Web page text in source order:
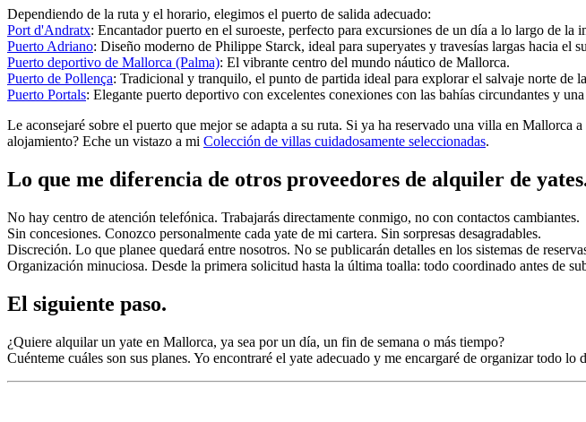
Dependiendo de la ruta y el horario, elegimos el puerto de salida adecuado:
Port d'Andratx: Encantador puerto en el suroeste, perfecto para excursiones de un día a lo largo de la
Puerto Adriano: Diseño moderno de Philippe Starck, ideal para superyates y travesías largas hacia el
Puerto deportivo de Mallorca (Palma): El vibrante centro del mundo náutico de Mallorca.
Puerto de Pollença: Tradicional y tranquilo, el punto de partida ideal para explorar el salvaje norte de
Puerto Portals: Elegante puerto deportivo con excelentes conexiones con las bahías circundantes y
Le aconsejaré sobre el puerto que mejor se adapta a su ruta. Si ya ha reservado una villa en
alojamiento? Eche un vistazo a mi Colección de villas cuidadosamente seleccionadas.
Lo que me diferencia de otros proveedores de alquiler de
No hay centro de atención telefónica. Trabajarás directamente conmigo, no con contactos cambiantes.
Sin concesiones. Conozco personalmente cada yate de mi cartera. Sin sorpresas desagradables.
Discreción. Lo que planee quedará entre nosotros. No se publicarán detalles en los sistemas de
Organización minuciosa. Desde la primera solicitud hasta la última toalla: todo coordinado antes de
El siguiente paso.
¿Quiere alquilar un yate en Mallorca, ya sea por un día, un fin de semana o más tiempo?
Cuénteme cuáles son sus planes. Yo encontraré el yate adecuado y me encargaré de organizar todo lo